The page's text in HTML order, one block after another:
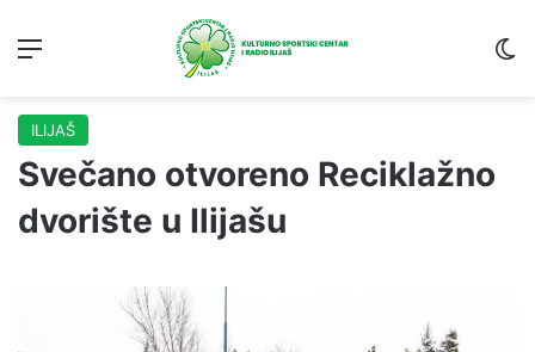
ILIJAŠ
Svečano otvoreno Reciklažno
dvorište u Ilijašu